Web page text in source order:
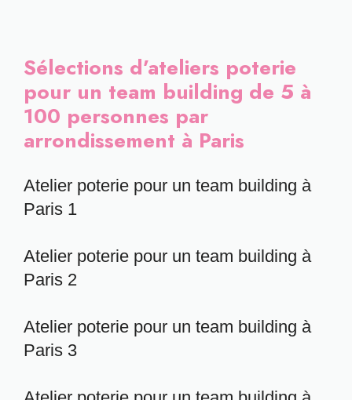
Sélections d’ateliers poterie
pour un team building de 5 à
100 personnes par
arrondissement à Paris
Atelier poterie pour un team building à
Paris 1
Atelier poterie pour un team building à
Paris 2
Atelier poterie pour un team building à
Paris 3